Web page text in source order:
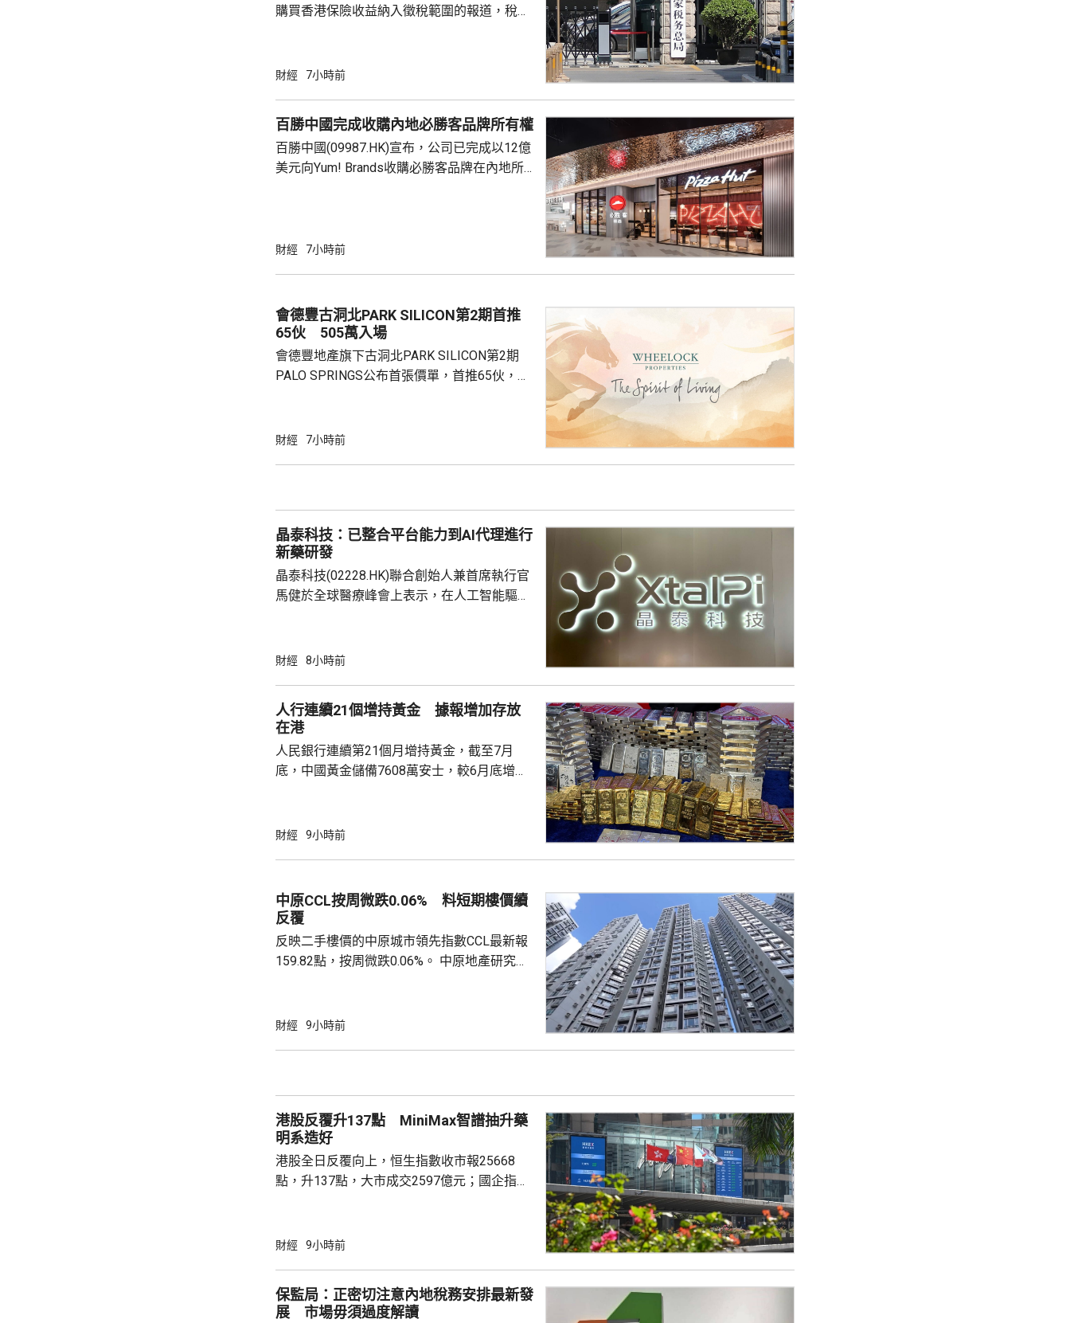
購買香港保險收益納入徵稅範圍的報道，稅務
行納稅義務，境外保險收益也屬於應納稅所得
從境外取得，包括保險收益在內，應依法繳納
個人所得稅，是國際通行做法，亦是中國個人
所得稅法實施以來，一直堅持的基本原則...
財經 7小時前
百勝中國完成收購內地必勝客品牌所有權
百勝中國(09987.HK)宣布，公司已完成以12億
美元向Yum! Brands收購必勝客品牌在內地所
800家。 免去向Yum! Brands支付3%的特許經
2.8%。在計入交易相關成本、利息...
財經 7小時前
會德豐古洞北PARK SILICON第2期首推
65伙 505萬入場
會德豐地產旗下古洞北PARK SILICON第2期
PALO SPRINGS公布首張價單，首推65伙，扣
實均呎17671元。項目明日開放示範單位予公
財經 7小時前
晶泰科技：已整合平台能力到AI代理進行
新藥研發
晶泰科技(02228.HK)聯合創始人兼首席執行官
馬健於全球醫療峰會上表示，在人工智能驅動
需要降決不少跨尺度的複雜科學問題。他又
力整合為Genius Agent，能調度專家技能與真
實實驗和基礎設施，完成真正的科研項目，並
已...
財經 8小時前
人行連續21個增持黃金 據報增加存放
在港
人民銀行連續第21個月增持黃金，截至7月
底，中國黃金儲備7608萬安士，較6月底增加
金，將可助力支持香港成為主要的黃金交易中
港增加黃金存儲，預料趨勢持續。 香港上月啟
動試運行的黃金清算系統。人行行長潘功勝在
啟動儀式表示，將繼續提高國...
財經 9小時前
中原CCL按周微跌0.06% 料短期樓價續
反覆
反映二手樓價的中原城市領先指數CCL最新報
159.82點，按周微跌0.06%。 中原地產研究部
強硬，造成拉鋸局面，致成交量減少，樓價出
多項資金管理措施令股市波動，業主買家均轉
趨觀望，部分業主...
財經 9小時前
港股反覆升137點 MiniMax智譜抽升藥
明系造好
港股全日反覆向上，恒生指數收市報25668
點，升137點，大市成交2597億元；國企指數
股急升，MiniMax(00100.HK)升近1成，報
元。 其他AI相關股亦造好，兆易創新(0398...
財經 9小時前
保監局：正密切注意內地稅務安排最新發
展 市場毋須過度解讀